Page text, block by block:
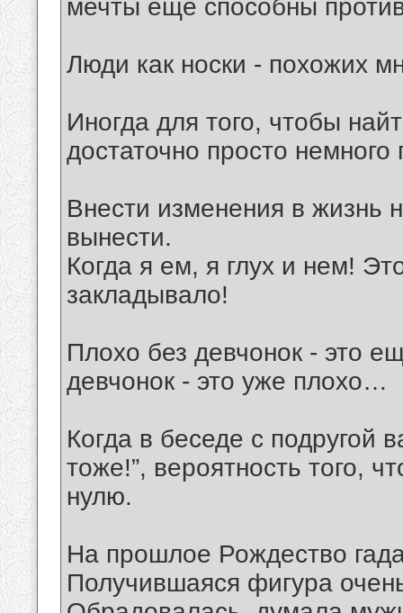
мечты ещё способны
Люди как носки - похожих
Иногда для того, чтобы
достаточно просто немного
Внести изменения в жизнь
вынести.
Когда я ем, я глух и нем!
закладывало!
Плохо без девчонок - это
девчонок - это уже плохо…
Когда в беседе с подругой
тоже!”, вероятность того,
нулю.
На прошлое Рождество
Получившаяся фигура